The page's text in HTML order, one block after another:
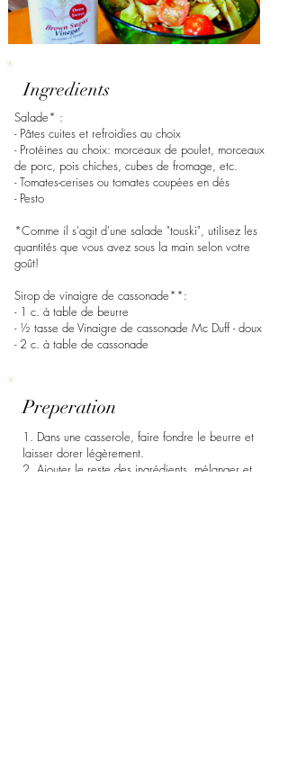
Ingredients
Salade* :
- Pâtes cuites et refroidies au choix
- Protéines au choix: morceaux de poulet, morceaux
de porc, pois chiches, cubes de fromage, etc.
- Tomates-cerises ou tomates coupées en dés
- Pesto
*Comme il s'agit d'une salade "touski", utilisez les
quantités que vous avez sous la main selon votre
goût!
Sirop de vinaigre de cassonade**:
- 1 c. à table de beurre
- ½ tasse de Vinaigre de cassonade Mc Duff - doux
- 2 c. à table de cassonade
Preperation
1. Dans une casserole, faire fondre le beurre et
laisser dorer légèrement.
2. Ajouter le reste des ingrédients, mélanger et